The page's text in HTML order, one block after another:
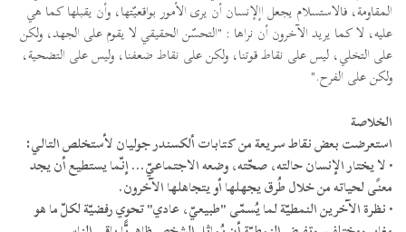
المقاومة، فالاستسلام يجعل اإلإنسان أن يرى الأمور بواقعيّتها، وأن يقبلها كما هي
عليه، لا كما يريد الآخرون أن نراها : "التحسّن الحقيقي لا يقوم على الجهد، ولكن
على التخلي، ليس على نقاط قوتنا، ولكن على نقاط ضعفنا، وليس على التضحية،
ولكن على الفرح."
الخلاصة
استعرضت بعض نقاط سريعة من كتابات ألكسندر جوليان لأستخلص التالي:
• لا يختار الإنسان حالته، صحّته، وضعه الاجتماعيّ... إنّما يستطيع أن يجد
معنًى لحياته من خلال طُرق يجهلها أو يتجاهلها الآخرون.
• نظرة الآخرين النمطيّة لما يُسمّى "طبيعيّ، عادي" تحوي رفضيّة لكلّ ما هو